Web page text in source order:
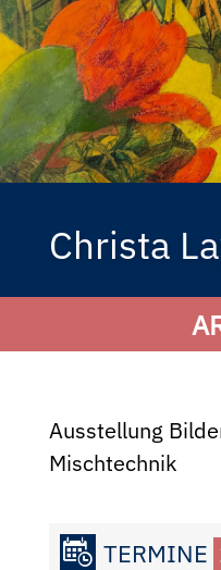
Christa
Ausstellung
Mischtechnik
TERMINE